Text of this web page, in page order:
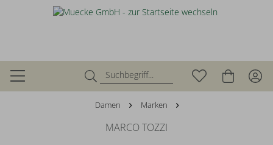
Damen Marken
MARCO TOZZI